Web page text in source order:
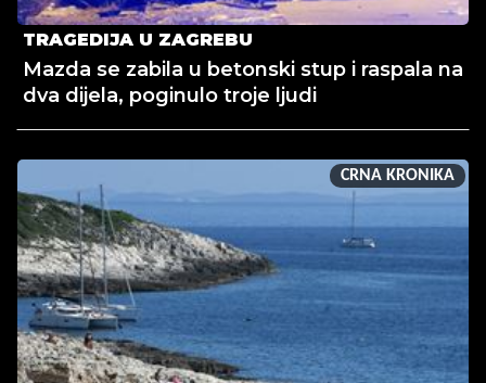
TRAGEDIJA U ZAGREBU
Mazda se zabila u betonski stup i raspala na
dva dijela, poginulo troje ljudi
CRNA KRONIKA